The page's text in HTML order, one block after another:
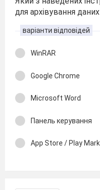
для архівування даних
варіанти відповідей
WinRAR
Google Chrome
Microsoft Word
Панель керування
App Store / Play